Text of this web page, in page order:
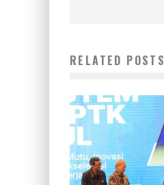
RELATED POSTS